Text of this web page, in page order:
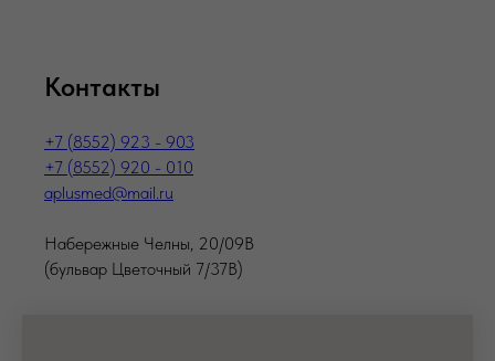
Контакты
+7 (8552) 923 - 903
+7 (8552) 920 - 010
aplusmed@mail.ru
Набережные Челны, 20/09В
(бульвар Цветочный 7/37В)